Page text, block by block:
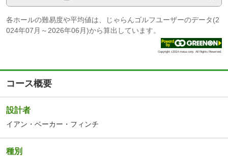
各ホールの難易度や平均値は、じゃらんゴルフユーザーのデータ(2
024年07月～2026年06月)から算出しています。
Copyright c2014 masa corp. All Rights Reserved.
コース概要
設計者
イアン・ベーカー・フィンチ
種別